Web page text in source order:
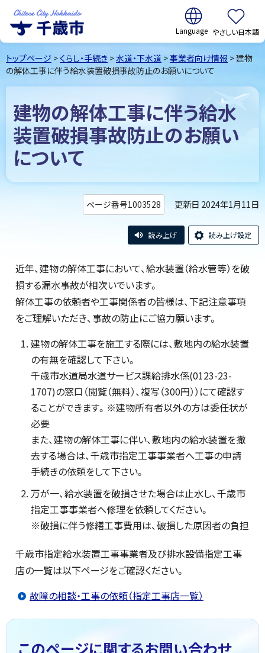
千歳市Chitose
City Hokkaido
翻訳:
やさしい日本語
トップページ > くらし・手続き >水道・下水道 >事業者向け情報 > 建物
の解体工事に伴う給水装置破損事故防止のお願いについて
建物の解体工事に伴う給水
装置破損事故防止のお願い
について
ページ番号1003528 更新日 2024年1月11日
読み上げ 読み上げ設定
近年、建物の解体工事において、給水装置（給水管等）を破
損する漏水事故が相次いでいます。
解体工事の依頼者や工事関係者の皆様は、下記注意事項
をご理解いただき、事故の防止にご協力願います。
建物の解体工事を施工する際には、敷地内の給水装置
の有無を確認して下さい。
千歳市水道局水道サービス課給排水係(0123-23-
1707)の窓口（閲覧（無料）、複写（300円））にて確認す
ることができます。※建物所有者以外の方は委任状が
必要
また、建物の解体工事に伴い、敷地内の給水装置を撤
去する場合は、千歳市指定工事事業者へ工事の申請
手続きの依頼をして下さい。
万が一、給水装置を破損させた場合は止水し、千歳市
指定工事事業者へ修理を依頼してください。
※破損に伴う修繕工事費用は、破損した原因者の負担
千歳市指定給水装置工事事業者及び排水設備指定工事
店の一覧は以下ページをご確認ください。
故障の相談・工事の依頼（指定工事店一覧）
このページに関するお問い合わせ